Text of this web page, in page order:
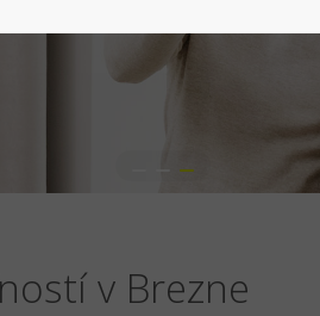
v Brezne